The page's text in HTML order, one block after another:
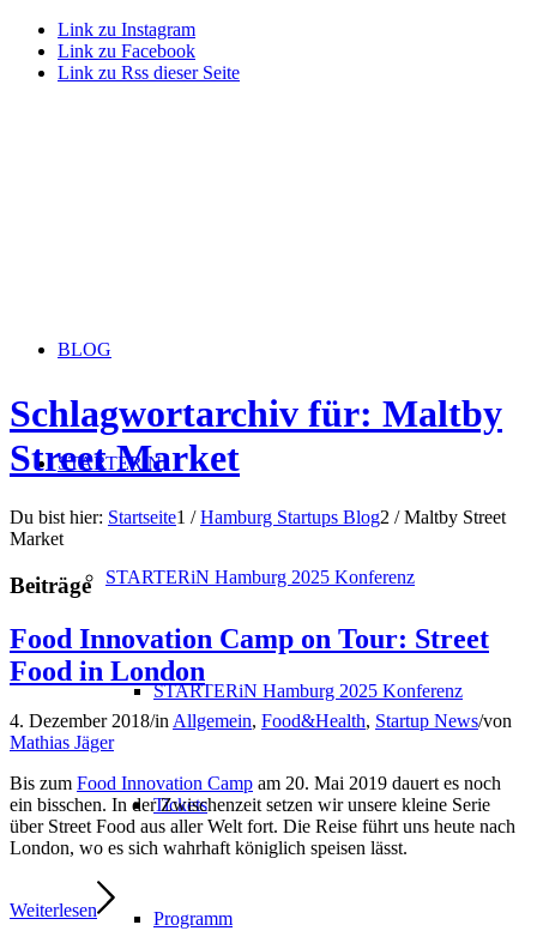
Link zu Instagram
Link zu Facebook
Link zu Rss dieser Seite
BLOG
STARTERiN
STARTERiN Hamburg 2025 Konferenz
STARTERiN Hamburg 2025 Konferenz
Tickets
Programm
Schlagwortarchiv für: Maltby
Street Market
Du bist hier: Startseite1 / Hamburg Startups Blog2 / Maltby Street
Market
Beiträge
Food Innovation Camp on Tour: Street
Food in London
4. Dezember 2018/inAllgemein, Food&Health, Startup News/von
Mathias Jäger
Bis zum Food Innovation Camp am 20. Mai 2019 dauert es noch
ein bisschen. In der Zwischenzeit setzen wir unsere kleine Serie
über Street Food aus aller Welt fort. Die Reise führt uns heute nach
London, wo es sich wahrhaft königlich speisen lässt.
Weiterlesen